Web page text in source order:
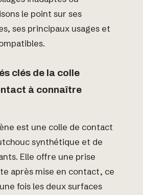
le point sur ses
ses principaux usages et
clés de la colle
à connaître
est une colle de contact
synthétique et de
Elle offre une prise
après mise en contact, ce
fois les deux surfaces